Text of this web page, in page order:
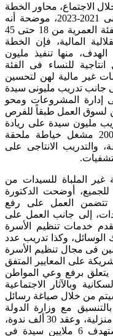
الاجتماع، محاور الخطة
التنفيذية لاستراتيجية ضبط النمو السكانى 2021-2023، موضحة أنه
فيما يتعلق بهدف تمكين السيدات فى الفئة العمرية من 18 حتى 45
المالية، فإن الخطة
منها تنفيذ مليون
للنساء فى الفئة
خدمات غير مالية لهن لتحسين
جانب تدريب مليونى سيدة
من 18- 45 سنة على إدارة المشروعات ومحو
لسوق العمل طبقاً للفرص
مليون سيدة على ريادة
الاعمال والتثقيف مع تجهيز وتشغيل 200 مشغل خياطة ملحقة
التكاملية فى 16 محافظة، والتدريب الانتاجى على
الملباة للسيدات من
للجميع، أوضحت الدكتورة
تتضمن العمل على رفع
السيدات، إلى جانب العمل على
خدمات تنظيم الأسرة
بتلك الوسائل، وكذا تدريب عدد
فى مجال تنظيم الأسرة
على المعايير المتفق
يتعلق برفع وعي المواطن
وبالآثار الاجتماعية
سيتم من خلال صياغة رسائل
مع وزارة الدولة
للإعلام، كما سيتم تنفيذ 12 مليون زيارة منزلية، وعقد 30 ألف ندوة،
و500 فعالية مسرح شارع، وهو ما يستهدف 6 ملايين سيدة في